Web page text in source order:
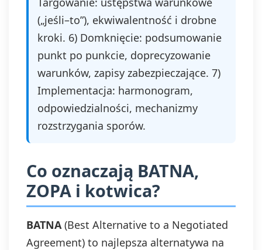
(„jeśli–to”), ekwiwalentność i drobne
kroki. 6) Domknięcie: podsumowanie
punkt po punkcie, doprecyzowanie
warunków, zapisy zabezpieczające. 7)
Implementacja: harmonogram,
odpowiedzialności, mechanizmy
rozstrzygania sporów.
Co oznaczają BATNA,
ZOPA i kotwica?
BATNA(Best Alternative to a Negotiated
Agreement) to najlepsza alternatywa na